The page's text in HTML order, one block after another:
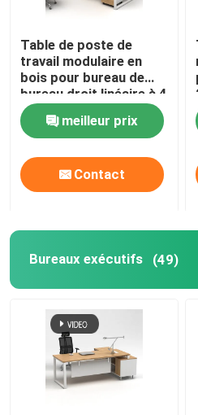
Canapé de mobilier de
Bureau d'accueil
Bureaux modernes
cloisons de séparation de
Coin extérieur Sofa Set
Table de poste de
travail modulaire en
bois pour bureau de
bureau droit linéaire à 4
voies
meilleur prix
Contact
Bureaux exécutifs (49)